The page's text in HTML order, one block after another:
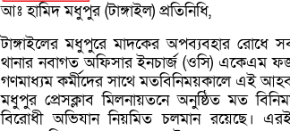
আঃ হামিদ মধুপুর (টাঙ্গাইল) প্রতিনিধি,
টাঙ্গাইলের মধুপুরে মাদকের অপব্যবহার রোধে
থানার নবাগত অফিসার ইনচার্জ (ওসি) একেএম
গণমাধ্যম কর্মীদের সাথে মতবিনিময়কালে এই
মধুপুর প্রেসক্লাব মিলনায়তনে অনুষ্ঠিত মত
বিরোধী অভিযান নিয়মিত চলমান রয়েছে।